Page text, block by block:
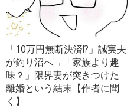
「10万円無断決済!?」誠実夫
が釣り沼へ→「家族より趣
味？」限界妻が突きつけた
離婚という結末【作者に聞
く】